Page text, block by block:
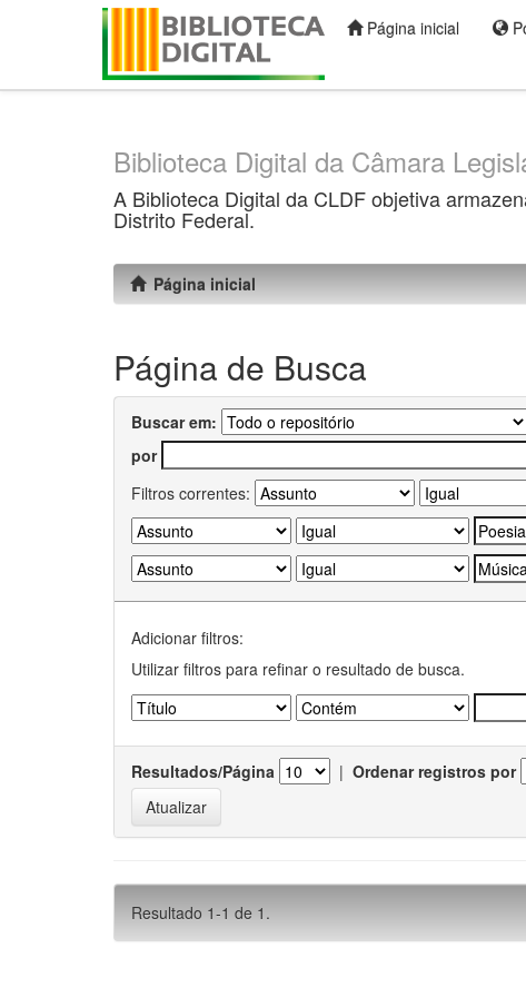
Página inicial
Biblioteca Digital da Câmara
A Biblioteca Digital da CLDF objetiva
Distrito Federal.
Página inicial
Página de Busca
Buscar em:
por
Filtros correntes:
Adicionar filtros:
Utilizar filtros para refinar o resultado de busca.
Resultados/Página | Ordenar registros por
Resultado 1-1 de 1.